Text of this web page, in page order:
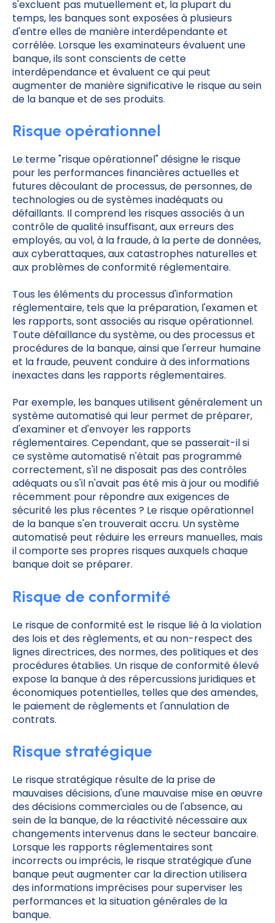
s'excluent pas mutuellement et, la plupart du
temps, les banques sont exposées à plusieurs
d'entre elles de manière interdépendante et
corrélée. Lorsque les examinateurs évaluent une
banque, ils sont conscients de cette
interdépendance et évaluent ce qui peut
augmenter de manière significative le risque au sein
de la banque et de ses produits.
Risque opérationnel
Le terme "risque opérationnel" désigne le risque
pour les performances financières actuelles et
futures découlant de processus, de personnes, de
technologies ou de systèmes inadéquats ou
défaillants. Il comprend les risques associés à un
contrôle de qualité insuffisant, aux erreurs des
employés, au vol, à la fraude, à la perte de données,
aux cyberattaques, aux catastrophes naturelles et
aux problèmes de conformité réglementaire.
Tous les éléments du processus d'information
réglementaire, tels que la préparation, l'examen et
les rapports, sont associés au risque opérationnel.
Toute défaillance du système, ou des processus et
procédures de la banque, ainsi que l'erreur humaine
et la fraude, peuvent conduire à des informations
inexactes dans les rapports réglementaires.
Par exemple, les banques utilisent généralement un
système automatisé qui leur permet de préparer,
d'examiner et d'envoyer les rapports
réglementaires. Cependant, que se passerait-il si
ce système automatisé n'était pas programmé
correctement, s'il ne disposait pas des contrôles
adéquats ou s'il n'avait pas été mis à jour ou modifié
récemment pour répondre aux exigences de
sécurité les plus récentes ? Le risque opérationnel
de la banque s'en trouverait accru. Un système
automatisé peut réduire les erreurs manuelles, mais
il comporte ses propres risques auxquels chaque
banque doit se préparer.
Risque de conformité
Le risque de conformité est le risque lié à la violation
des lois et des règlements, et au non-respect des
lignes directrices, des normes, des politiques et des
procédures établies. Un risque de conformité élevé
expose la banque à des répercussions juridiques et
économiques potentielles, telles que des amendes,
le paiement de règlements et l'annulation de
contrats.
Risque stratégique
Le risque stratégique résulte de la prise de
mauvaises décisions, d'une mauvaise mise en œuvre
des décisions commerciales ou de l'absence, au
sein de la banque, de la réactivité nécessaire aux
changements intervenus dans le secteur bancaire.
Lorsque les rapports réglementaires sont
incorrects ou imprécis, le risque stratégique d'une
banque peut augmenter car la direction utilisera
des informations imprécises pour superviser les
performances et la situation générales de la
banque.